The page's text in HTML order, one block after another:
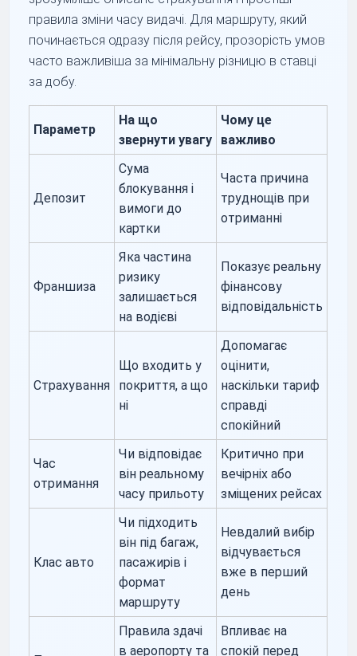
правила зміни часу видачі. Для маршруту, який
починається одразу після рейсу, прозорість умов
часто важливіша за мінімальну різницю в ставці
за добу.
Параметр
На що
звернути увагу
Чому це
важливо
Депозит
Сума
блокування і
вимоги до
картки
Часта причина
труднощів при
отриманні
Франшиза
Яка частина
ризику
залишається
на водієві
Показує реальну
фінансову
відповідальність
Страхування
Що входить у
покриття, а що
ні
Допомагає
оцінити,
наскільки тариф
справді
спокійний
Час
отримання
Чи відповідає
він реальному
часу прильоту
Критично при
вечірніх або
зміщених рейсах
Клас авто
Чи підходить
він під багаж,
пасажирів і
формат
маршруту
Невдалий вибір
відчувається
вже в перший
день
Правила здачі
в аеропорту та
Впливає на
спокій перед